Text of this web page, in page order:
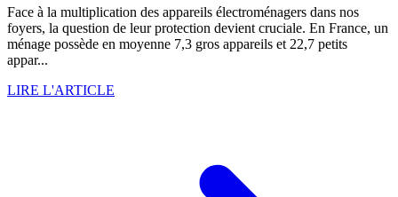
Face à la multiplication des appareils électroménagers dans nos
foyers, la question de leur protection devient cruciale. En France, un
ménage possède en moyenne 7,3 gros appareils et 22,7 petits
appar...
LIRE L'ARTICLE